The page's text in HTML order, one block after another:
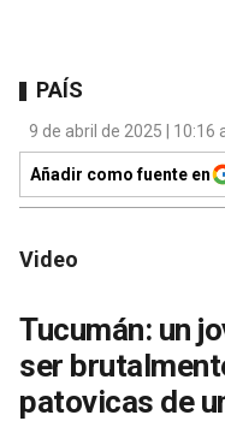
PAÍS
9 de abril de 2025 |
Añadir como fuente en
Video
Tucumán: un
ser
patovicas de